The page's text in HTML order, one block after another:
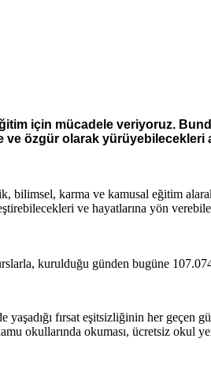
için mücadele veriyoruz.
özgür olarak yürüyebilecekleri
bilimsel, karma ve kamusal eğitim
ve hayatlarına yön
kurulduğu günden bugüne
fırsat eşitsizliğinin her geçen
okullarında okuması, ücretsiz okul